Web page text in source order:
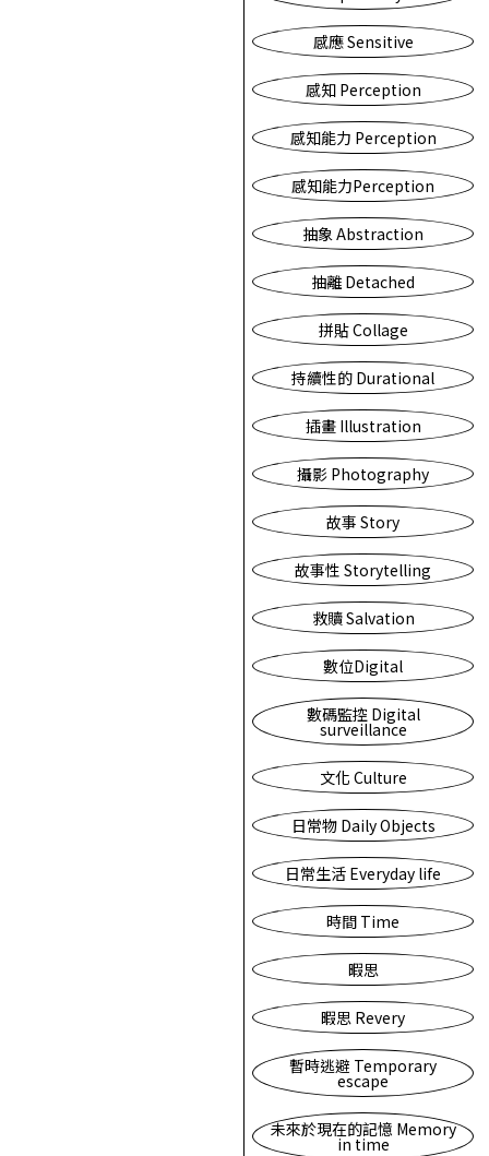
感應 Sensitive
感知 Perception
感知能力 Perception
感知能力Perception
抽象 Abstraction
抽離 Detached
拼貼 Collage
持續性的 Durational
插畫 Illustration
攝影 Photography
故事 Story
故事性 Storytelling
救贖 Salvation
數位Digital
數碼監控 Digital
surveillance
文化 Culture
日常物 Daily Objects
日常生活 Everyday life
時間 Time
暇思
暇思 Revery
暫時逃避 Temporary
escape
未來於現在的記憶 Memory
in time